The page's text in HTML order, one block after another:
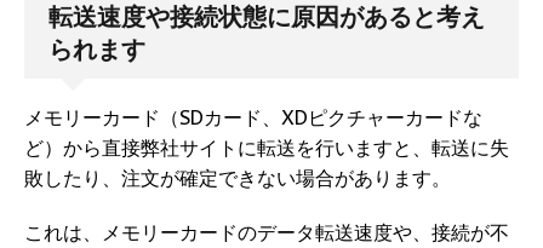
転送速度や接続状態に原因があると考え
られます
メモリーカード（SDカード、XDピクチャーカードな
ど）から直接弊社サイトに転送を行いますと、転送に失
敗したり、注文が確定できない場合があります。
これは、メモリーカードのデータ転送速度や、接続が不